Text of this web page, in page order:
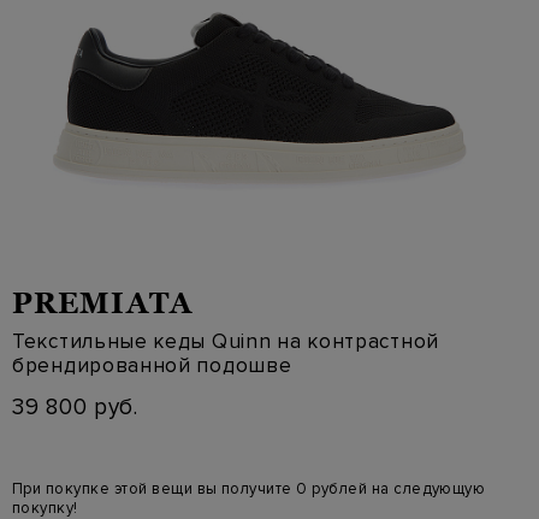
PREMIATA
Текстильные кеды Quinn на контрастной
брендированной подошве
39 800 руб.
При покупке этой вещи вы получите 0 рублей на следующую
покупку!